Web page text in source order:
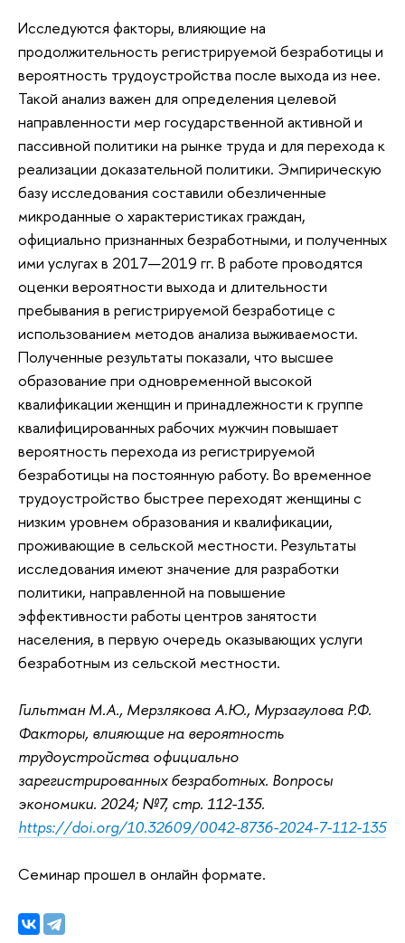
Исследуются факторы, влияющие на
продолжительность регистрируемой безработицы и
вероятность трудоустройства после выхода из нее.
Такой анализ важен для определения целевой
направленности мер государственной активной и
пассивной политики на рынке труда и для перехода к
реализации доказательной политики. Эмпирическую
базу исследования составили обезличенные
микроданные о характеристиках граждан,
официально признанных безработными, и полученных
ими услугах в 2017—2019 гг. В работе проводятся
оценки вероятности выхода и длительности
пребывания в регистрируемой безработице с
использованием методов анализа выживаемости.
Полученные результаты показали, что высшее
образование при одновременной высокой
квалификации женщин и принадлежности к группе
квалифицированных рабочих мужчин повышает
вероятность перехода из регистрируемой
безработицы на постоянную работу. Во временное
трудоустройство быстрее переходят женщины с
низким уровнем образования и квалификации,
проживающие в сельской местности. Результаты
исследования имеют значение для разработки
политики, направленной на повышение
эффективности работы центров занятости
населения, в первую очередь оказывающих услуги
безработным из сельской местности.
Гильтман М.А., Мерзлякова А.Ю., Мурзагулова Р.Ф.
Факторы, влияющие на вероятность
трудоустройства официально
зарегистрированных безработных. Вопросы
экономики. 2024; №7, стр. 112-135.
https://doi.org/10.32609/0042-8736-2024-7-112-135
Семинар прошел в онлайн формате.